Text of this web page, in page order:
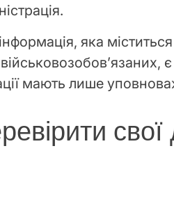
яка
мають лише
свої